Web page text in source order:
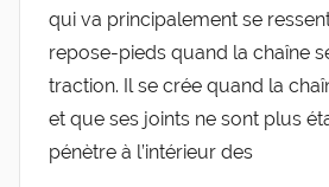
qui va prin­ci­pa­le­ment se
repose-​​pieds quand la chaîne
trac­tion. Il se crée quand la
et que ses joints ne sont plus
pénètre à l’in­té­rieur des